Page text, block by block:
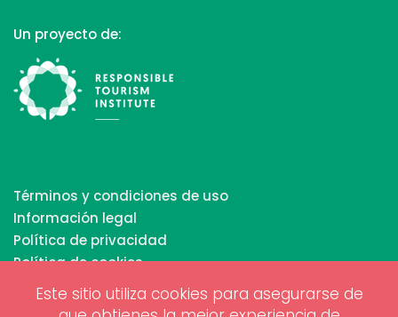
Este sitio utiliza cookies para asegurarse de
Un proyecto de:
Términos y condiciones de uso
Información legal
Política de privacidad
Política de cookies